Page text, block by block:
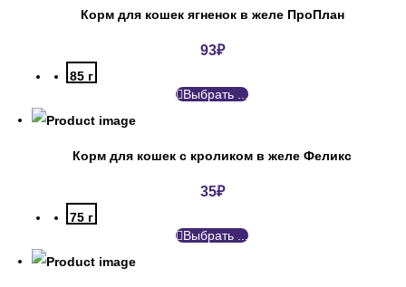
Корм для кошек ягненок в желе ПроПлан
93₽
85 г
Выбрать ...
Корм для кошек с кроликом в желе Феликс
35₽
75 г
Выбрать ...